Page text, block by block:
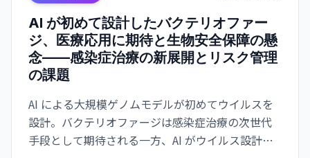
AI が初めて設計したバクテリオファー
ジ、医療応用に期待と生物安全保障の懸
念——感染症治療の新展開とリスク管理
の課題
AI による大規模ゲノムモデルが初めてウイルスを
設計。バクテリオファージは感染症治療の次世代
手段として期待される一方、AI がウイルス設計能